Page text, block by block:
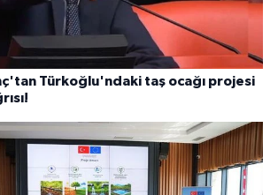
Türkoğlu'ndaki taş ocağı projesi